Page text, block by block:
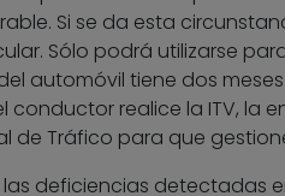
Si se da esta
Sólo podrá utilizarse
automóvil tiene dos
conductor realice la ITV, la
de Tráfico para que
deficiencias detectadas